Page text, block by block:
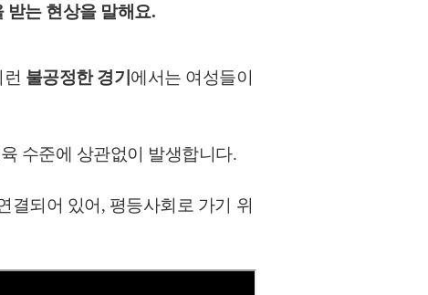
받는 현상을 말해요.
불공정한 경기 에서는 여성들이
수준에 상관없이 발생합니다.
결되어 있어, 평등사회로 가기 위